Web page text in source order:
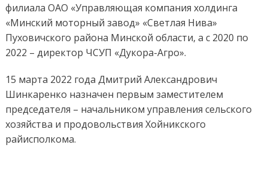
филиала ОАО «Управляющая компания холдинга
«Минский моторный завод» «Светлая Нива»
Пуховичского района Минской области, а с 2020 по
2022 – директор ЧСУП «Дукора-Агро».
15 марта 2022 года Дмитрий Александрович
Шинкаренко назначен первым заместителем
председателя – начальником управления сельского
хозяйства и продовольствия Хойникского
райисполкома.